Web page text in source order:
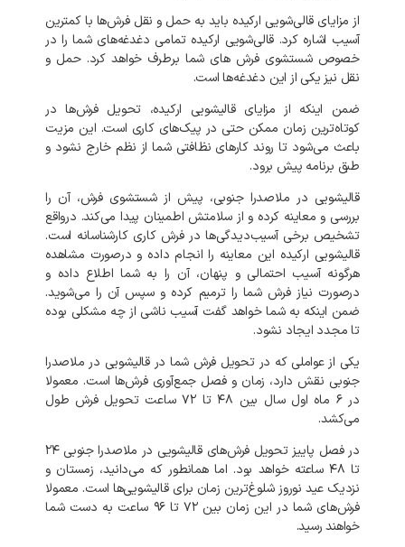
از مزایای قالی‌شویی ارکیده باید به حمل و نقل فرش‌ها با کمترین
آسیب اشاره کرد. قالی‌شویی ارکیده تمامی دغدغه‌های شما را در
خصوص شستشوی فرش‌ های شما برطرف خواهد کرد. حمل و
نقل نیز یکی از این دغدغه‌ها است.
ضمن اینکه از مزایای قالیشویی ارکیده، تحویل فرش‌ها در
کوتاه‌ترین زمان ممکن حتی در پیک‌های کاری است. این مزیت
باعث می‌شود تا روند کارهای نظافتی شما از نظم خارج نشود و
طبق برنامه پیش برود.
قالیشویی در ملاصدرا جنوبی، پیش از شستشوی فرش، آن را
بررسی و معاینه کرده و از سلامتش اطمینان پیدا می‌کند. درواقع
تشخیص برخی آسیب‌دیدگی‌ها در فرش کاری کارشناسانه است.
قالیشویی ارکیده این معاینه را انجام داده و درصورت مشاهده
هرگونه آسیب احتمالی و پنهان، آن را به شما اطلاع داده و
درصورت نیاز فرش شما را ترمیم کرده و سپس آن را می‌شوید.
ضمن اینکه به شما خواهد گفت آسیب ناشی از چه مشکلی بوده
تا مجدد ایجاد نشود.
یکی از عواملی که در تحویل فرش شما درقالیشویی در ملاصدرا
جنوبی نقش دارد، زمان و فصل جمع‌آوری فرش‌ها است. معمولا
در ۶ ماه اول سال بین ۴۸ تا ۷۲ ساعت تحویل فرش طول
می‌کشد.
در فصل پاییز تحویل فرش‌های قالیشویی در ملاصدرا جنوبی ۲۴
تا ۴۸ ساعته خواهد بود. اما همانطور که می‌دانید، زمستان و
نزدیک عید نوروز شلوغ‌ترین زمان برای قالیشویی‌ها است. معمولا
فرش‌های شما در این زمان بین ۷۲ تا ۹۶ ساعت به دست شما
خواهند رسید.